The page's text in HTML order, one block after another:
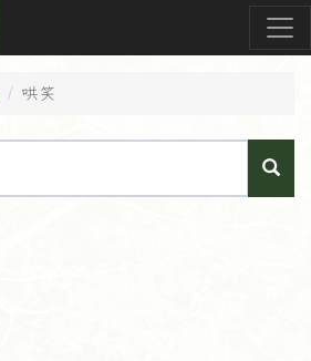
哄笑